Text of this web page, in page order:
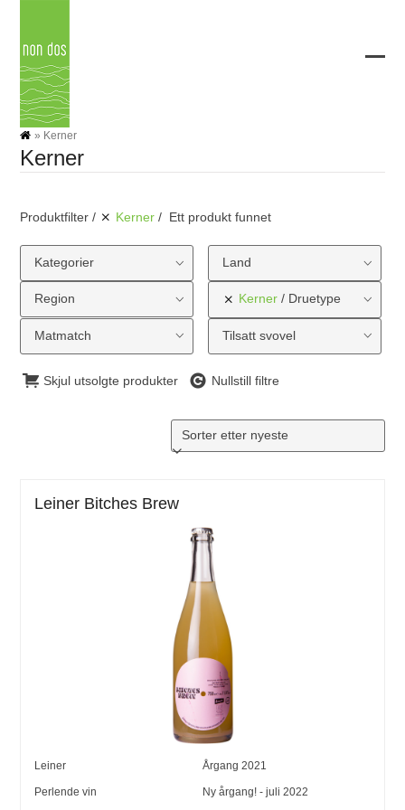
content
» Kerner
Kerner
Produktfilter Kerner Ett produkt funnet
Kategorier Land
Region Kerner Druetype
Matmatch Tilsatt svovel
Skjul utsolgte produkter Nullstill filtre
Leiner Bitches Brew
Leiner Årgang 2021
Perlende vin Ny årgang! - juli 2022